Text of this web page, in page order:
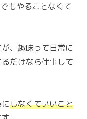
もやることなくて
、趣味って日常に
だけなら仕事して
しなくていいこと